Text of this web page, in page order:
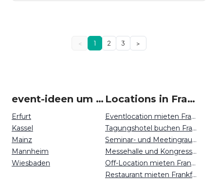
< 1 2 3 >
event-ideen um Frankfurt
Erfurt
Kassel
Mainz
Mannheim
Wiesbaden
Locations in Frankfurt mieten
Eventlocation mieten Frankfurt
Tagungshotel buchen Frankfurt
Seminar- und Meetingraum mieten Frankfurt
Messehalle und Kongresszentrum mieten Frankfurt
Off-Location mieten Frankfurt
Restaurant mieten Frankfurt